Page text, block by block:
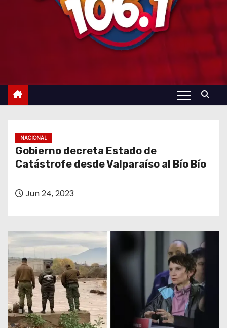
NACIONAL
Gobierno decreta Estado de
Catástrofe desde Valparaíso al Bío Bío
Jun 24, 2023